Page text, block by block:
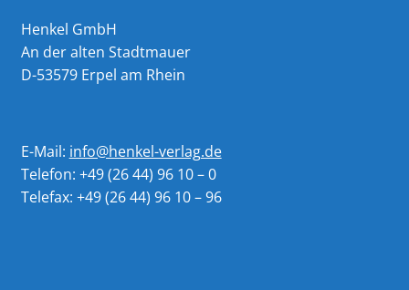
Henkel GmbH
An der alten Stadtmauer
D-53579 Erpel am Rhein
E-Mail: info@henkel-verlag.de
Telefon: +49 (26 44) 96 10 – 0
Telefax: +49 (26 44) 96 10 – 96